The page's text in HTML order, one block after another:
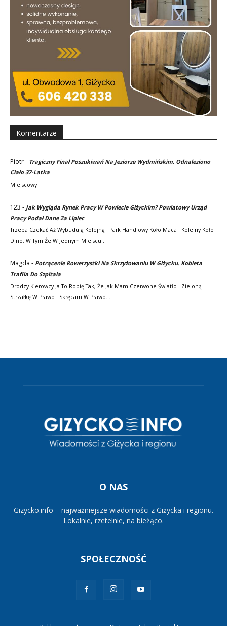
Komentarze
Piotr- Tragiczny Finał Poszukiwań Na Jeziorze Wydmińskim. Odnaleziono
Ciało 37-Latka
Miejscowy
123 - Jak Wygląda Rynek Pracy W Powiecie Giżyckim? Powiatowy Urząd
Pracy Podał Dane Za Lipiec
Trzeba Czekać Aż Wybudują Kolejną I Park Handlowy Koło Maca I Kolejny Koło
Dino. W Tym Że W Jednym Miejscu…
Magda - Potrącenie Rowerzystki Na Skrzyżowaniu W Giżycku. Kobieta
Trafiła Do Szpitala
Drodzy Kierowcy Ja To Robię Tak, Że Jak Mam Czerwone Światło I Zieloną
Strzałkę W Prawo I Skręcam W Prawo…
O NAS
Gizycko.info – najważniejsze wiadomości z Giżycka i regionu.
Lokalnie, rzetelnie, na bieżąco.
SPOŁECZNOŚĆ